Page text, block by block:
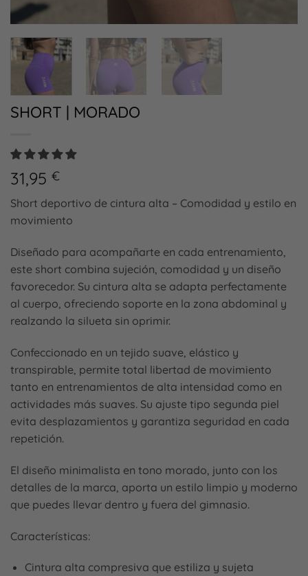
SHORT | MORADO
31,95 €
Short deportivo de cintura alta – Comodidad y estilo en
movimiento
Diseñado para acompañarte en cada entrenamiento,
este short combina sujeción, comodidad y un diseño
favorecedor. Su cintura alta se adapta perfectamente
al cuerpo, ofreciendo soporte en la zona abdominal y
realzando la silueta sin oprimir.
Confeccionado en un tejido suave, elástico y
transpirable, permite total libertad de movimiento
tanto en entrenamientos de alta intensidad como en
actividades más suaves. Su ajuste tipo segunda piel
evita desplazamientos y garantiza seguridad en cada
repetición.
El diseño minimalista en tono morado, junto con los
detalles de la marca, aporta un estilo limpio y moderno
que puedes llevar dentro y fuera del gimnasio.
Características:
Cintura alta compresiva que estiliza y sujeta